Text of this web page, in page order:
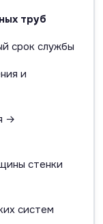
труб
срок службы
и
→
стенки
систем